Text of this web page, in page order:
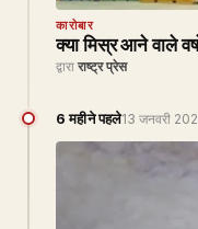
कारोबार
क्या मिस्र आने वाले
द्वारा राष्ट्र प्रेस
6 महीने पहले13 जनवरी